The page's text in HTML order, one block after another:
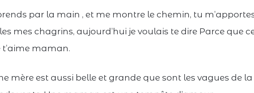
par la main , et me montre le chemin, tu
mes chagrins, aujourd’hui je voulais te dire Parce que
t’aime maman.
mère est aussi belle et grande que sont les vagues de